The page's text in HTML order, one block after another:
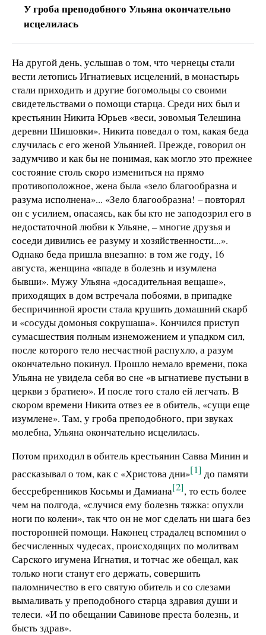
У гроба преподобного Ульяна окончательно
исцелилась
На другой день, услышав о том, что чернецы стали
вести летопись Игнатиевых исцелений, в монастырь
стали приходить и другие богомольцы со своими
свидетельствами о помощи старца. Среди них был и
крестьянин Никита Юрьев «веси, зовомыя Телешина
деревни Шишовки». Никита поведал о том, какая беда
случилась с его женой Ульянией. Прежде, говорил он
задумчиво и как бы не понимая, как могло это прежнее
состояние столь скоро измениться на прямо
противоположное, жена была «зело благообразна и
разума исполнена»... «Зело благообразна! – повторял
он с усилием, опасаясь, как бы кто не заподозрил его в
недостаточной любви к Ульяне, – многие друзья и
соседи дивились ее разуму и хозяйственности...».
Однако беда пришла внезапно: в том же году, 16
августа, женщина «впаде в болезнь и изумлена
бывши». Мужу Ульяна «досадительная вещаше»,
приходящих в дом встречала побоями, в припадке
беспричинной ярости стала крушить домашний скарб
и «сосуды домоныя сокрушаша». Кончился приступ
сумасшествия полным изнеможением и упадком сил,
после которого тело несчастной распухло, а разум
окончательно покинул. Прошло немало времени, пока
Ульяна не увидела себя во сне «в ыгнатиеве пустыни в
церкви з братиею». И после того стало ей легчать. В
скором времени Никита отвез ее в обитель, «сущи еще
изумлене». Там, у гроба преподобного, при звуках
молебна, Ульяна окончательно исцелилась.
Потом приходил в обитель крестьянин Савва Минин и
рассказывал о том, как с «Христова дни»[1] до памяти
бессребренников Косьмы и Дамиана[2], то есть более
чем на полгода, «случися ему болезнь тяжка: опухли
ноги по колени», так что он не мог сделать ни шага без
посторонней помощи. Наконец страдалец вспомнил о
бесчисленных чудесах, происходящих по молитвам
Сарского игумена Игнатия, и тотчас же обещал, как
только ноги станут его держать, совершить
паломничество в его святую обитель и со слезами
вымаливать у преподобного старца здравия души и
телеси. «И по обещании Савинове преста болезнь, и
бысть здрав».